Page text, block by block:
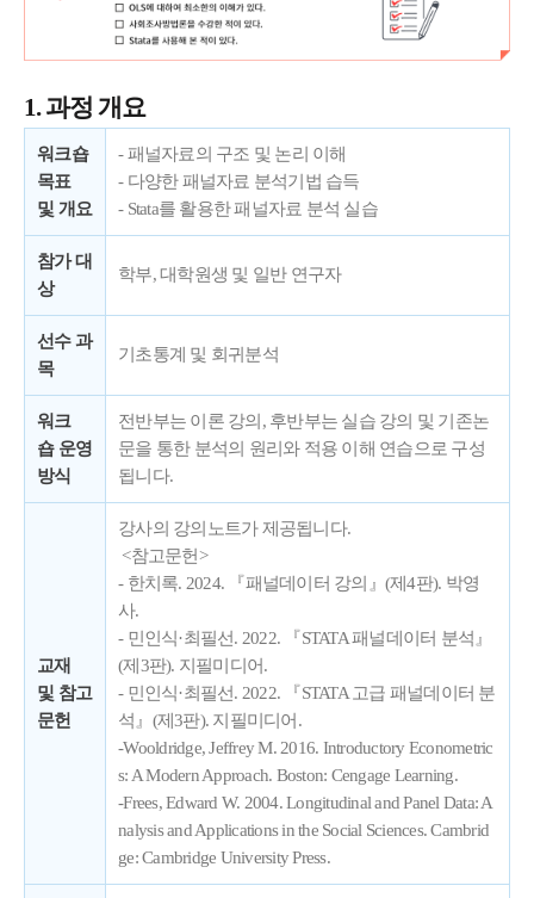
1. 과정 개요
워크숍
목표
및 개요
- 패널자료의 구조 및 논리 이해
- 다양한 패널자료 분석기법 습득
- Stata를 활용한 패널자료 분석 실습
참가 대
상
학부, 대학원생 및 일반 연구자
선수 과
목
기초통계 및 회귀분석
워크
숍 운영
방식
전반부는 이론 강의, 후반부는 실습 강의 및 기존논
문을 통한 분석의 원리와 적용 이해 연습으로 구성
됩니다.
교재
및 참고
문헌
강사의 강의노트가 제공됩니다.
<참고문헌>
- 한치록. 2024. 『패널데이터 강의』(제4판). 박영
사.
- 민인식·최필선. 2022. 『STATA 패널데이터 분석』
(제3판). 지필미디어.
- 민인식·최필선. 2022. 『STATA 고급 패널데이터 분
석』(제3판). 지필미디어.
-Wooldridge, Jeffrey M. 2016. Introductory Econometric
s: A Modern Approach. Boston: Cengage Learning.
-Frees, Edward W. 2004. Longitudinal and Panel Data: A
nalysis and Applications in the Social Sciences. Cambrid
ge: Cambridge University Press.